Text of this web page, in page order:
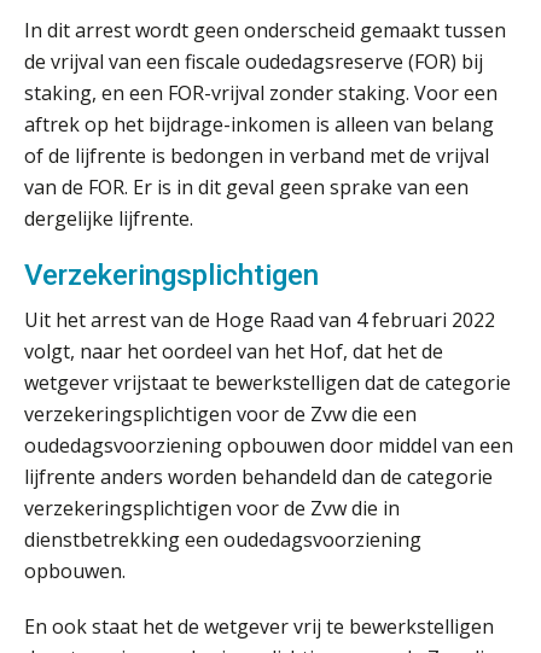
In dit arrest wordt geen onderscheid gemaakt tussen
de vrijval van een fiscale oudedagsreserve (FOR) bij
staking, en een FOR-vrijval zonder staking. Voor een
aftrek op het bijdrage-inkomen is alleen van belang
of de lijfrente is bedongen in verband met de vrijval
van de FOR. Er is in dit geval geen sprake van een
dergelijke lijfrente.
Verzekeringsplichtigen
Uit het arrest van de Hoge Raad van 4 februari 2022
volgt, naar het oordeel van het Hof, dat het de
wetgever vrijstaat te bewerkstelligen dat de categorie
verzekeringsplichtigen voor de Zvw die een
oudedagsvoorziening opbouwen door middel van een
lijfrente anders worden behandeld dan de categorie
verzekeringsplichtigen voor de Zvw die in
dienstbetrekking een oudedagsvoorziening
opbouwen.
En ook staat het de wetgever vrij te bewerkstelligen
Q Home: DAC7-compliant opschalen
als verhuurplatform voor
vakantiewoningen
5 signalen dat jouw relatiebeheer
niet meer werkt (en hoe je dat oplost)
Fusies en overnames | Met
waardebepalingen bedrijfsadvies
dichter bij de ondernemer
Van Wwft naar AMLR: wat verandert
er in 2027?
Driver-based models: de essentiële
bouwstenen voor elk finance team
Werven op klik is willekeurig. Zo
verminder je verloop structureel.
verborgen EBITDA-hefboom